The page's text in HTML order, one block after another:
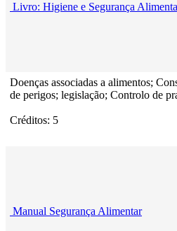
Livro: Higiene e Segurança
Doenças associadas a alimentos;
de perigos; legislação; Controlo de
Créditos: 5
Manual Segurança Alimentar